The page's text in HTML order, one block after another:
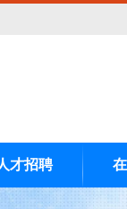
公司经营宗旨
才招聘